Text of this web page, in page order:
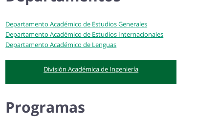
Departamento Académico de Estudios Generales
Departamento Académico de Estudios Internacionales
Departamento Académico de Lenguas
División Académica de Ingeniería
Programas